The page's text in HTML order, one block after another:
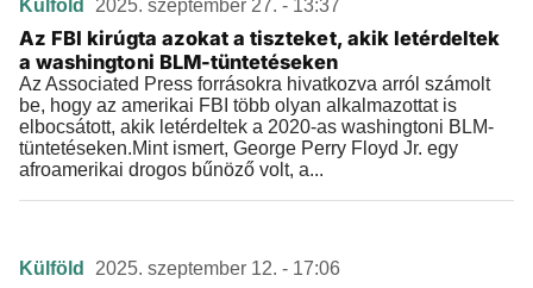
Külföld 2025. szeptember 27. - 13:37
Az FBI kirúgta azokat a tiszteket, akik letérdeltek
a washingtoni BLM-tüntetéseken
Az Associated Press forrásokra hivatkozva arról számolt
be, hogy az amerikai FBI több olyan alkalmazottat is
elbocsátott, akik letérdeltek a 2020-as washingtoni BLM-
tüntetéseken.Mint ismert, George Perry Floyd Jr. egy
afroamerikai drogos bűnöző volt, a...
Külföld 2025. szeptember 12. - 17:06